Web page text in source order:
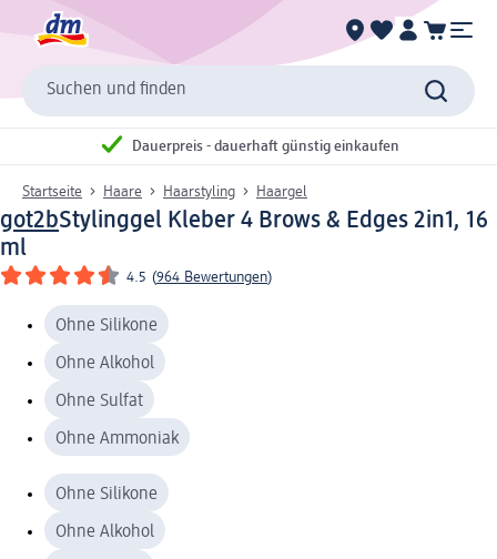
Suchen und finden
Dauerpreis - dauerhaft günstig einkaufen
Startseite Haare Haarstyling Haargel
got2bStylinggel Kleber 4 Brows & Edges 2in1, 16
ml
4.5 (964 Bewertungen)
Ohne Silikone
Ohne Alkohol
Ohne Sulfat
Ohne Ammoniak
Ohne Silikone
Ohne Alkohol